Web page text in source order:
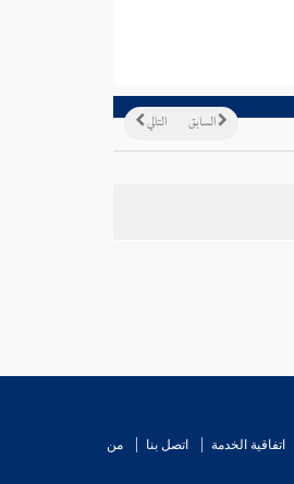
التالي السابق
اتفاقية الخدمة اتصل بنا
من